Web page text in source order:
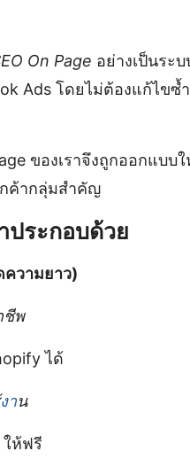
On Page อย่างเป็นระ
Ads โดยไม่ต้องแก้ไขซ้ำ
ของเราจึงถูกออกแบบใ
ค้ากลุ่มสำคัญ
ประกอบด้วย
ความยาว)
ชีพ
ได้
งาน
ให้ฟรี